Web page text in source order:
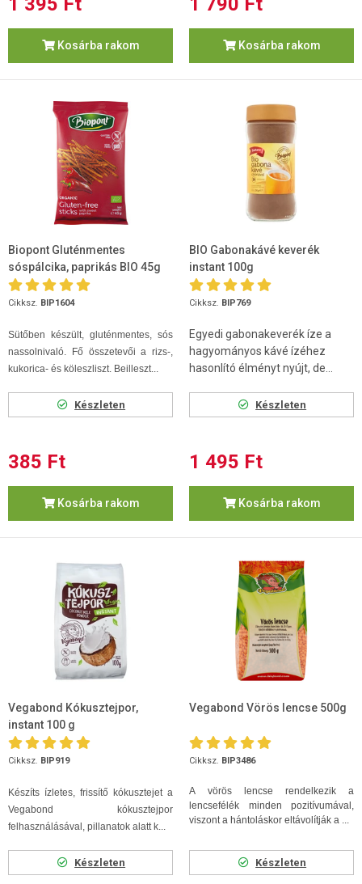
Kosárba rakom Kosárba rakom
Biopont Gluténmentes
sóspálcika, paprikás BIO 45g
Cikksz. BIP1604
Sütőben készült, gluténmentes, sós
nassolnivaló. Fő összetevői a rizs-,
kukorica- és köleszliszt. Beilleszt...
Készleten
385 Ft
Kosárba rakom
BIO Gabonakávé keverék
instant 100g
Cikksz. BIP769
Egyedi gabonakeverék íze a
hagyományos kávé ízéhez
hasonlító élményt nyújt, de...
Készleten
1 495 Ft
Kosárba rakom
Vegabond Kókusztejpor,
instant 100 g
Cikksz. BIP919
Készíts ízletes, frissítő kókusztejet a
Vegabond kókusztejpor
felhasználásával, pillanatok alatt k...
Készleten
Vegabond Vörös lencse 500g
Cikksz. BIP3486
A vörös lencse rendelkezik a
lencsefélék minden pozitívumával,
viszont a hántoláskor eltávolítják a ...
Készleten